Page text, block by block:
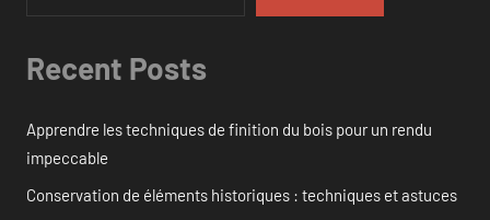
Recent Posts
Apprendre les techniques de finition du bois pour un rendu
impeccable
Conservation de éléments historiques : techniques et astuces